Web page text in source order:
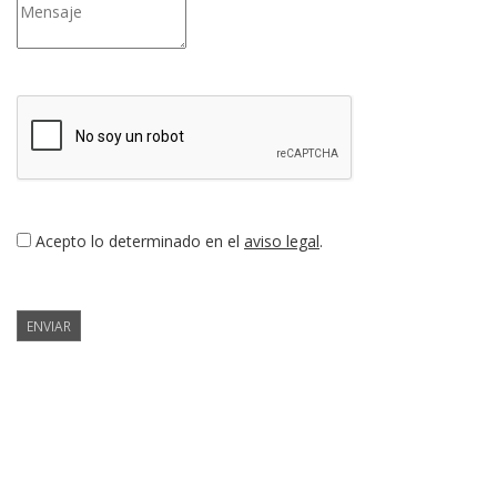
Acepto lo determinado en el aviso legal.
ENVIAR